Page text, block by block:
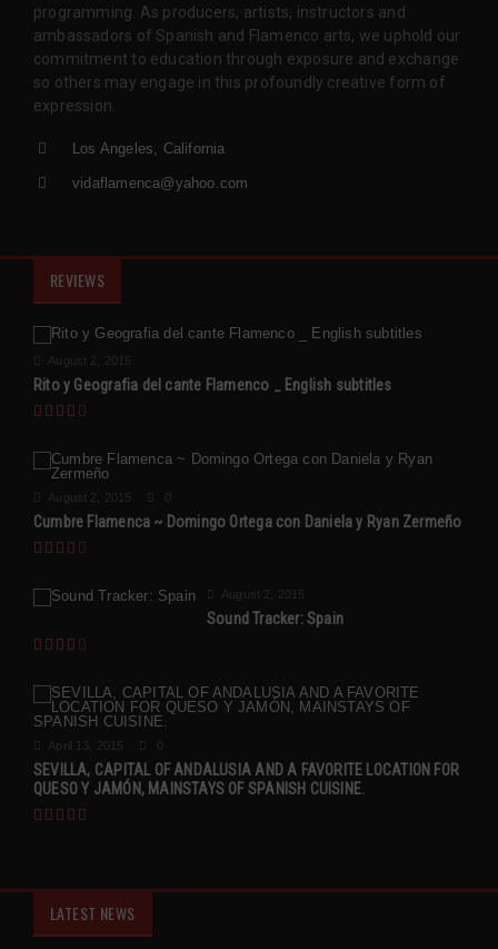
programming. As producers, artists, instructors and
ambassadors of Spanish and Flamenco arts, we uphold our
commitment to education through exposure and exchange
so others may engage in this profoundly creative form of
expression.
Los Angeles, California
vidaflamenca@yahoo.com
REVIEWS
August 2, 2015
Rito y Geografia del cante Flamenco _ English subtitles
August 2, 2015
Cumbre Flamenca ~ Domingo Ortega con Daniela y Ryan Zermeño
August 2, 2015
Sound Tracker: Spain
April 13, 2015
SEVILLA, CAPITAL OF ANDALUSIA AND A FAVORITE LOCATION FOR
QUESO Y JAMÓN, MAINSTAYS OF SPANISH CUISINE.
LATEST NEWS